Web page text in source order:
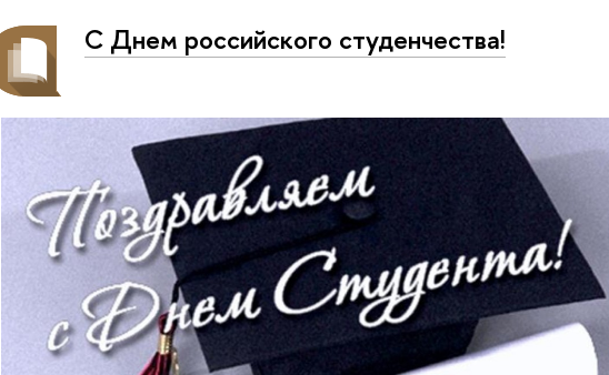
С Днем российского студенчества!